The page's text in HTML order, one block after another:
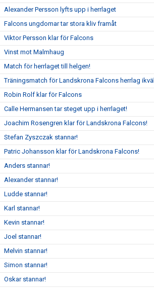
Alexander Persson lyfts upp i herrlaget
Falcons ungdomar tar stora kliv framåt
Viktor Persson klar för Falcons
Vinst mot Malmhaug
Match för herrlaget till helgen!
Träningsmatch för Landskrona Falcons herrlag ikväll
Robin Rolf klar för Falcons
Calle Hermansen tar steget upp i herrlaget!
Joachim Rosengren klar för Landskrona Falcons!
Stefan Zyszczak stannar!
Patric Johansson klar för Landskrona Falcons!
Anders stannar!
Alexander stannar!
Ludde stannar!
Karl stannar!
Kevin stannar!
Joel stannar!
Melvin stannar!
Simon stannar!
Oskar stannar!